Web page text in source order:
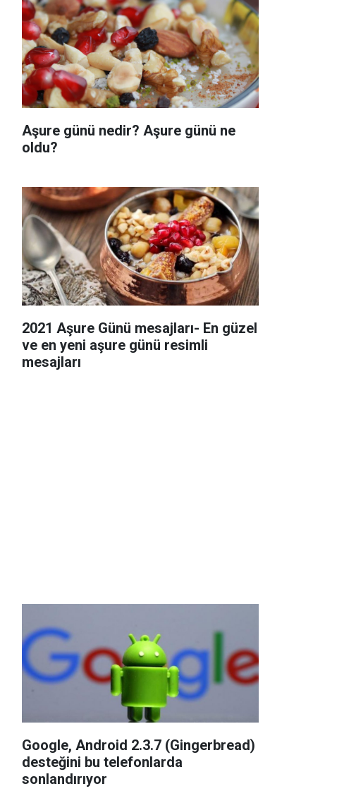
Aşure günü nedir? Aşure günü ne
oldu?
2021 Aşure Günü mesajları- En güzel
ve en yeni aşure günü resimli
mesajları
Google, Android 2.3.7 (Gingerbread)
desteğini bu telefonlarda
sonlandırıyor